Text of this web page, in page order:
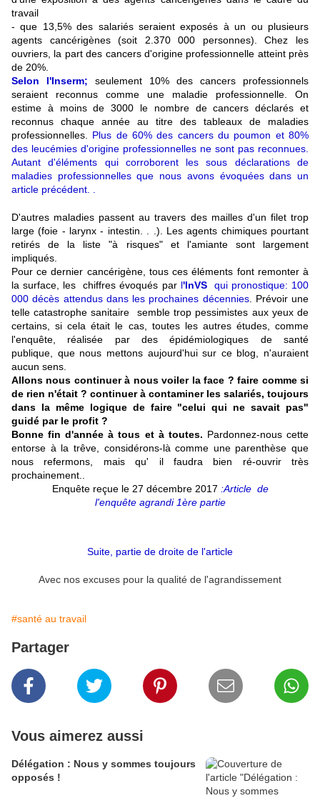
travail
- que 13,5% des salariés seraient exposés à un ou plusieurs
agents cancérigènes (soit 2.370 000 personnes). Chez les
ouvriers, la part des cancers d'origine professionnelle atteint près
de 20%.
Selon l'Inserm; seulement 10% des cancers professionnels
seraient reconnus comme une maladie professionnelle. On
estime à moins de 3000 le nombre de cancers déclarés et
reconnus chaque année au titre des tableaux de maladies
professionnelles. Plus de 60% des cancers du poumon et 80%
des leucémies d'origine professionnelles ne sont pas reconnues.
Autant d'éléments qui corroborent les sous déclarations de
maladies professionnelles que nous avons évoquées dans un
article précédent. .
D'autres maladies passent au travers des mailles d'un filet trop
large (foie - larynx - intestin. . .). Les agents chimiques pourtant
retirés de la liste "à risques" et l'amiante sont largement
impliqués.
Pour ce dernier cancérigène, tous ces éléments font remonter à
la surface, les chiffres évoqués par l'InVSqui pronostique: 100
000 décès attendus dans les prochaines décennies. Prévoir une
telle catastrophe sanitaire semble trop pessimistes aux yeux de
certains, si cela était le cas, toutes les autres études, comme
l'enquête, réalisée par des épidémiologiques de santé
publique, que nous mettons aujourd'hui sur ce blog, n'auraient
aucun sens.
Allons nous continuer à nous voiler la face ? faire comme si
de rien n'était ? continuer à contaminer les salariés, toujours
dans la même logique de faire "celui qui ne savait pas"
guidé par le profit ?
Bonne fin d'année à tous et à toutes. Pardonnez-nous cette
entorse à la trêve, considérons-là comme une parenthèse que
nous refermons, mais qu' il faudra bien ré-ouvrir très
prochainement..
Enquête reçue le 27 décembre 2017 :Article de
l'enquête agrandi 1ère partie
Suite, partie de droite de l'article
Avec nos excuses pour la qualité de l'agrandissement
#santé au travail
Partager
Vous aimerez aussi
Délégation : Nous y sommes toujours
opposés !